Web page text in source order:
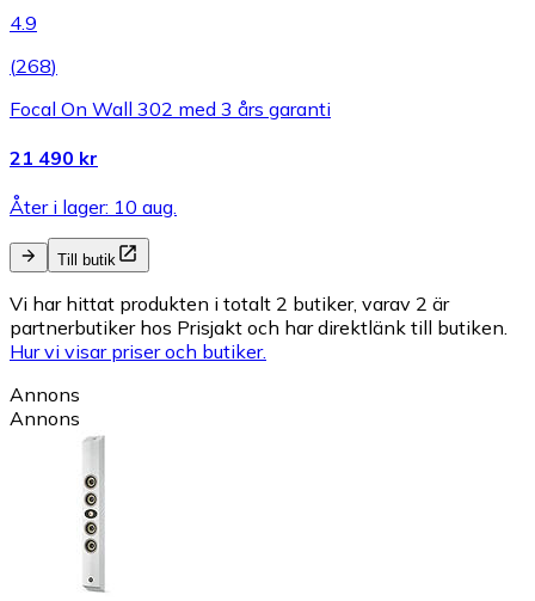
4.9
(268)
Focal On Wall 302 med 3 års garanti
21 490 kr
Åter i lager: 10 aug.
Till butik
Vi har hittat produkten i totalt 2 butiker, varav 2 är
partnerbutiker hos Prisjakt och har direktlänk till butiken.
Hur vi visar priser och butiker.
Annons
Annons